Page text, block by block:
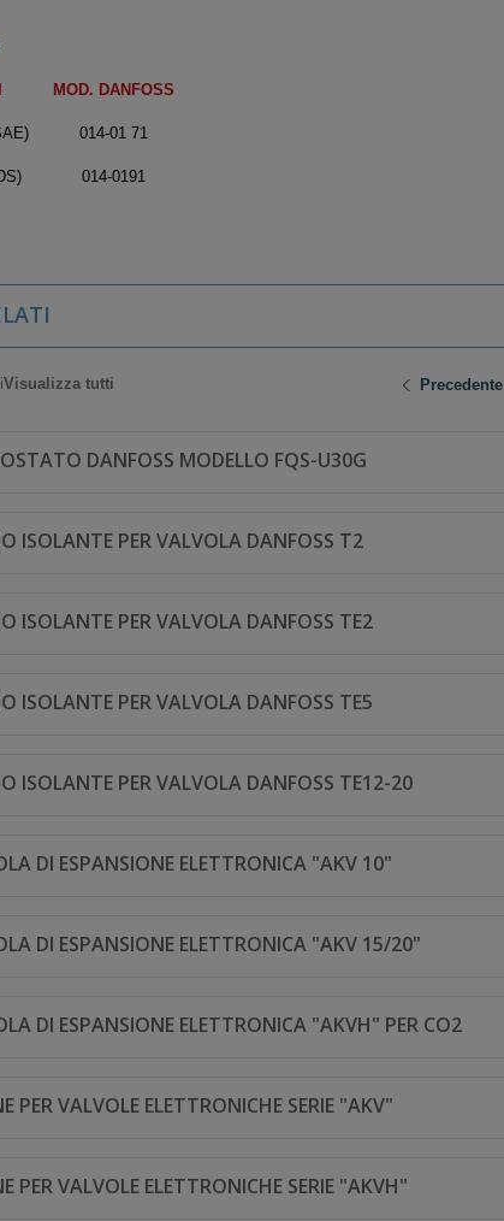
MOD. DANFOSS
014-01 71
014-0191
Precedente
Visualizza tutti
DANFOSS MODELLO FQS-U30G
ISOLANTE PER VALVOLA DANFOSS T2
ISOLANTE PER VALVOLA DANFOSS TE2
ISOLANTE PER VALVOLA DANFOSS TE5
ISOLANTE PER VALVOLA DANFOSS TE12-20
DI ESPANSIONE ELETTRONICA "AKV 10"
DI ESPANSIONE ELETTRONICA "AKV 15/20"
DI ESPANSIONE ELETTRONICA "AKVH" PER CO2
PER VALVOLE ELETTRONICHE SERIE "AKV"
PER VALVOLE ELETTRONICHE SERIE "AKVH"